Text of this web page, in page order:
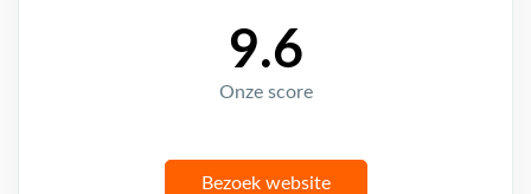
9.6
Onze score
Bezoek website